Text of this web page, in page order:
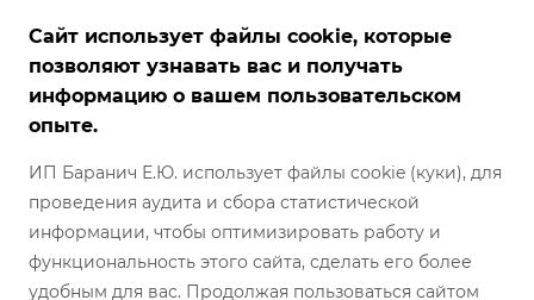
Представленные на сайте товары — фотообразцы, графические,
товара, характеристики, страна производителя и комплект
изменены производителем без предварительного
предупреждения/отображения в каталоге магазина БРИГАДИР.
Обратите внимание, что цвет, оттенок, текстура и фактура товара
могут отличаться от фотографий, представленных на сайте.
Условия покупки каждого конкретного товара требуют
согласования непосредственно с менеджером интернет-
Сайт использует файлы cookie, которые
позволяют узнавать вас и получать
информацию о вашем пользовательском
опыте.
ИП Баранич Е.Ю. использует файлы cookie (куки), для
проведения аудита и сбора статистической
информации, чтобы оптимизировать работу и
функциональность этого сайта, сделать его более
удобным для вас. Продолжая пользоваться сайтом